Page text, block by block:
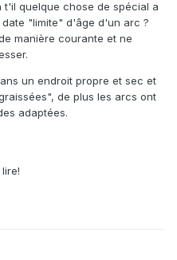
t'il quelque chose de spécial a
"limite" d'âge d'un arc ?
manière courante et ne
un endroit propre et sec et
de plus les arcs ont
adaptées.